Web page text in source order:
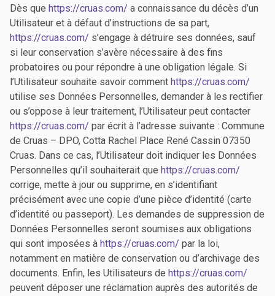
Dès que https://cruas.com/ a connaissance du décès d’un
Utilisateur et à défaut d’instructions de sa part,
https://cruas.com/ s’engage à détruire ses données, sauf
si leur conservation s’avère nécessaire à des fins
probatoires ou pour répondre à une obligation légale. Si
l’Utilisateur souhaite savoir comment https://cruas.com/
utilise ses Données Personnelles, demander à les rectifier
ou s’oppose à leur traitement, l’Utilisateur peut contacter
https://cruas.com/ par écrit à l’adresse suivante : Commune
de Cruas – DPO, Cotta Rachel Place René Cassin 07350
Cruas. Dans ce cas, l’Utilisateur doit indiquer les Données
Personnelles qu’il souhaiterait que https://cruas.com/
corrige, mette à jour ou supprime, en s’identifiant
précisément avec une copie d’une pièce d’identité (carte
d’identité ou passeport). Les demandes de suppression de
Données Personnelles seront soumises aux obligations
qui sont imposées à https://cruas.com/ par la loi,
notamment en matière de conservation ou d’archivage des
documents. Enfin, les Utilisateurs de https://cruas.com/
peuvent déposer une réclamation auprès des autorités de